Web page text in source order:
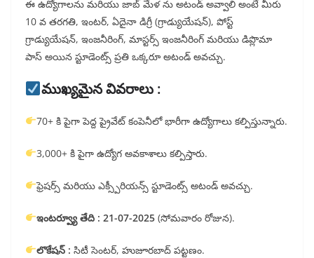
ఈ ఉద్యోగాలను మరియు జాబ్ మేళ ను అటండ్ అవ్వాలి అంటే మీరు
10 వ తరగతి, ఇంటర్, ఏదైనా డిగ్రీ (గ్రాడ్యుయేషన్), పోస్ట్
గ్రాడ్యుయేషన్, ఇంజనీరింగ్, మాస్టర్స్ ఇంజనీరింగ్ మరియు డిప్లొమా
పాస్ అయిన స్టూడెంట్స్ ప్రతి ఒక్కరూ అటండ్ అవచ్చు.
ముఖ్యమైన వివరాలు :
70+ కి పైగా పెద్ద ప్రైవేట్ కంపెనీలో భారీగా ఉద్యోగాలు కల్పిస్తున్నారు.
3,000+ కి పైగా ఉద్యోగ అవకాశాలు కల్పిస్తారు.
ఫ్రెషర్స్ మరియు ఎక్స్పీరియన్స్ స్టూడెంట్స్ అటండ్ అవచ్చు.
ఇంటర్వ్యూ తేది : 21-07-2025(సోమవారం రోజున).
లొకేషన్ : సిటీ సెంటర్, హుజూరబాద్ పట్టణం.